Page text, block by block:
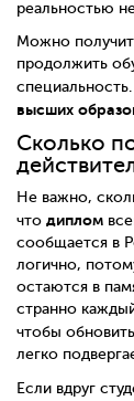
реальностью
Можно
продолжить
высших
Сколько
Не важно,
что диплом
сообщается в
логично,
остаются в
странно
чтобы обновить
легко
Если вдруг